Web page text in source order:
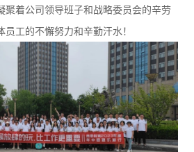
聚着公司领导班子和战略委员会的辛劳
工的不懈努力和辛勤汗水！